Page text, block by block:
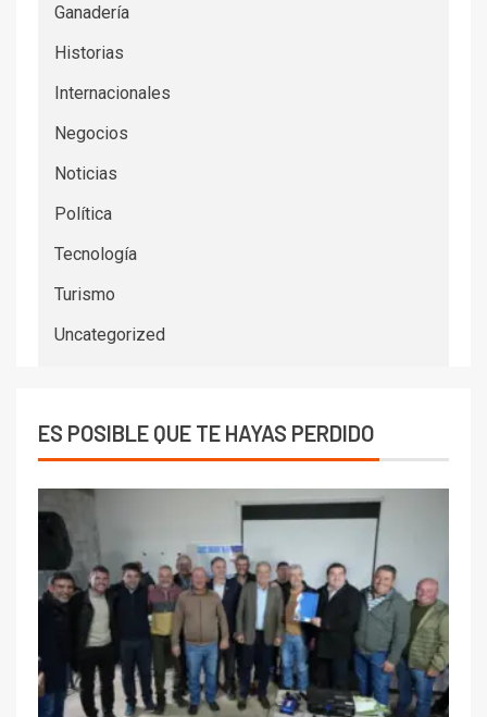
Ganadería
Historias
Internacionales
Negocios
Noticias
Política
Tecnología
Turismo
Uncategorized
ES POSIBLE QUE TE HAYAS PERDIDO